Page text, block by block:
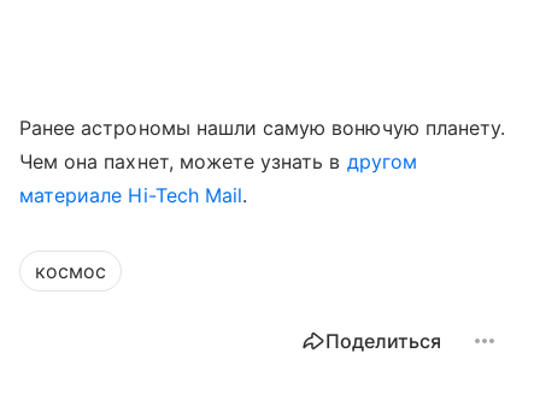
Ранееастрономы нашли самую вонючую планету.
Чем она пахнет, можете узнать в другом
материале Hi-Tech Mail.
космос
Поделиться